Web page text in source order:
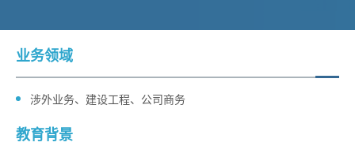
业务领域
涉外业务、建设工程、公司商务
教育背景